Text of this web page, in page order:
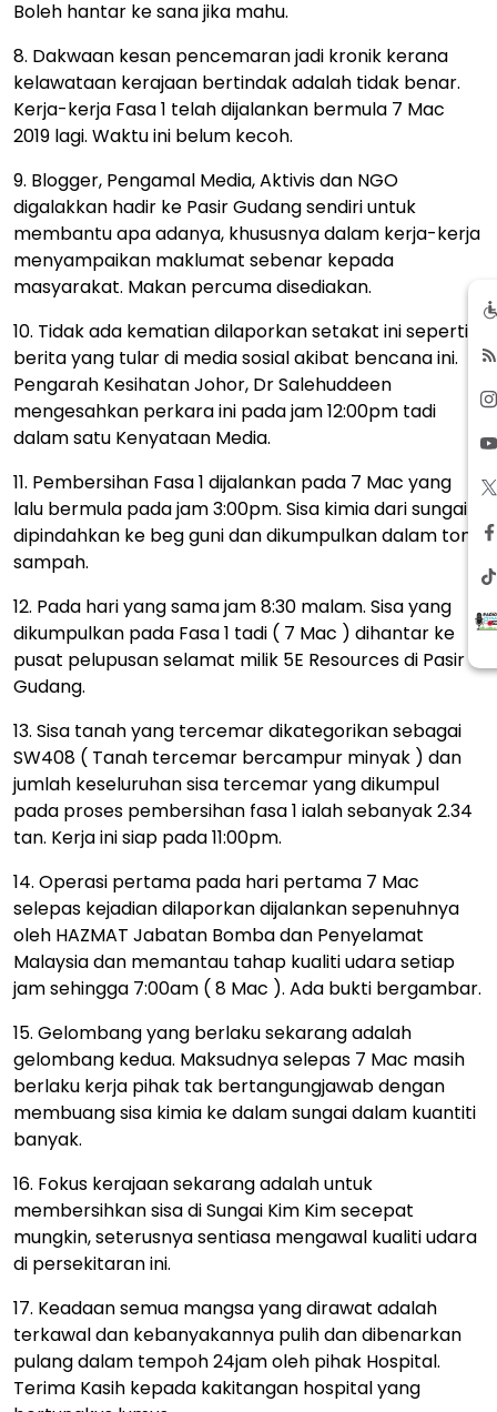
Boleh hantar ke sana jika mahu.
8. Dakwaan kesan pencemaran jadi kronik kerana
kelawataan kerajaan bertindak adalah tidak benar.
Kerja-kerja Fasa 1 telah dijalankan bermula 7 Mac
2019 lagi. Waktu ini belum kecoh.
9. Blogger, Pengamal Media, Aktivis dan NGO
digalakkan hadir ke Pasir Gudang sendiri untuk
membantu apa adanya, khususnya dalam kerja-kerja
menyampaikan maklumat sebenar kepada
masyarakat. Makan percuma disediakan.
10. Tidak ada kematian dilaporkan setakat ini seperti
berita yang tular di media sosial akibat bencana ini.
Pengarah Kesihatan Johor, Dr Salehuddeen
mengesahkan perkara ini pada jam 12:00pm tadi
dalam satu Kenyataan Media.
11. Pembersihan Fasa 1 dijalankan pada 7 Mac yang
lalu bermula pada jam 3:00pm. Sisa kimia dari sungai
dipindahkan ke beg guni dan dikumpulkan dalam tong
sampah.
12. Pada hari yang sama jam 8:30 malam. Sisa yang
dikumpulkan pada Fasa 1 tadi ( 7 Mac ) dihantar ke
pusat pelupusan selamat milik 5E Resources di Pasir
Gudang.
13. Sisa tanah yang tercemar dikategorikan sebagai
SW408 ( Tanah tercemar bercampur minyak ) dan
jumlah keseluruhan sisa tercemar yang dikumpul
pada proses pembersihan fasa 1 ialah sebanyak 2.34
tan. Kerja ini siap pada 11:00pm.
14. Operasi pertama pada hari pertama 7 Mac
selepas kejadian dilaporkan dijalankan sepenuhnya
oleh HAZMAT Jabatan Bomba dan Penyelamat
Malaysia dan memantau tahap kualiti udara setiap
jam sehingga 7:00am ( 8 Mac ). Ada bukti bergambar.
15. Gelombang yang berlaku sekarang adalah
gelombang kedua. Maksudnya selepas 7 Mac masih
berlaku kerja pihak tak bertangungjawab dengan
membuang sisa kimia ke dalam sungai dalam kuantiti
banyak.
16. Fokus kerajaan sekarang adalah untuk
membersihkan sisa di Sungai Kim Kim secepat
mungkin, seterusnya sentiasa mengawal kualiti udara
di persekitaran ini.
17. Keadaan semua mangsa yang dirawat adalah
terkawal dan kebanyakannya pulih dan dibenarkan
pulang dalam tempoh 24jam oleh pihak Hospital.
Terima Kasih kepada kakitangan hospital yang